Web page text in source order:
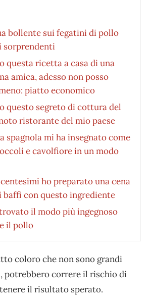
bollente sui fegatini di pollo
sorprendenti
questa ricetta a casa di una
amica, adesso non posso
piatto economico
questo segreto di cottura del
ristorante del mio paese
spagnola mi ha insegnato come
e cavolfiore in un modo
ho preparato una cena
baffi con questo ingrediente
il modo più ingegnoso
il pollo
coloro che non sono grandi
potrebbero correre il rischio di
il risultato sperato.